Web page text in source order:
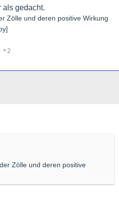
als gedacht.
Zölle und deren positive Wirkung
2
Zölle und deren positive